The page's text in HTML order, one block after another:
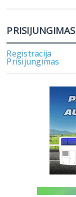
PRISIJUNGIMAS
Registracija
Prisijungimas